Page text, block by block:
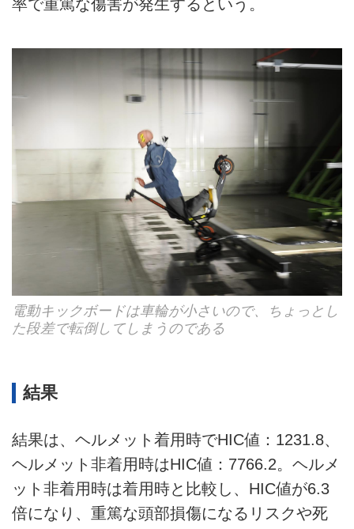
率で重篤な傷害が発生するという。
電動キックボードは車輪が小さいので、ちょっとし
た段差で転倒してしまうのである
結果
結果は、ヘルメット着用時でHIC値：1231.8、
ヘルメット非着用時はHIC値：7766.2。ヘルメ
ット非着用時は着用時と比較し、HIC値が6.3
倍になり、重篤な頭部損傷になるリスクや死